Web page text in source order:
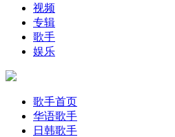
视频
专辑
歌手
娱乐
歌手首页
华语歌手
日韩歌手